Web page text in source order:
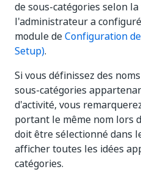
de sous-catégories selon
l'administrateur a
module deConfiguration
Setup).
Si vous définissez des
sous-catégories
d'activité, vous
portant le même nom lors
doit être sélectionné dans
afficher toutes les idées
catégories.